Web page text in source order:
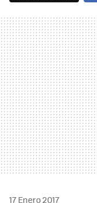
17 Enero 2017